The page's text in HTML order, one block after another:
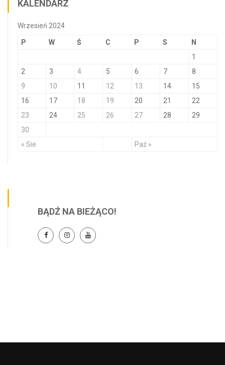
KALENDARZ
Wrzesień 2024
P W Ś C P S N
« Sie Paź »
1
2
3 4 5 6 7
8
9
10 11 12 13 14
15
16
17 18 19 20 21
22
23
24 25 26 27 28
29
30
BĄDŹ NA BIEŻĄCO!